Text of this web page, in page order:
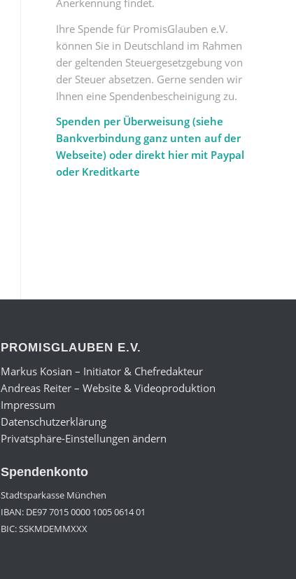
Ihre Spende für PromisGlauben e.V.
können Sie in Deutschland im Rahmen
der geltenden Steuergesetzgebung von
der Steuer absetzen. Gerne senden wir
Ihnen eine Spendenbescheinigung zu.
Spenden per Überweisung (siehe
Bankverbindung ganz unten auf der
Webseite) oder direkt hier mit Paypal
oder Kreditkarte
PROMISGLAUBEN E.V.
Markus Kosian – Initiator & Chefredakteur
Andreas Reiter – Website & Videoproduktion
Impressum
Datenschutzerklärung
Privatsphäre-Einstellungen ändern
Spendenkonto
Stadtsparkasse München
IBAN: DE97 7015 0000 1005 0614 01
BIC: SSKMDEMMXXX